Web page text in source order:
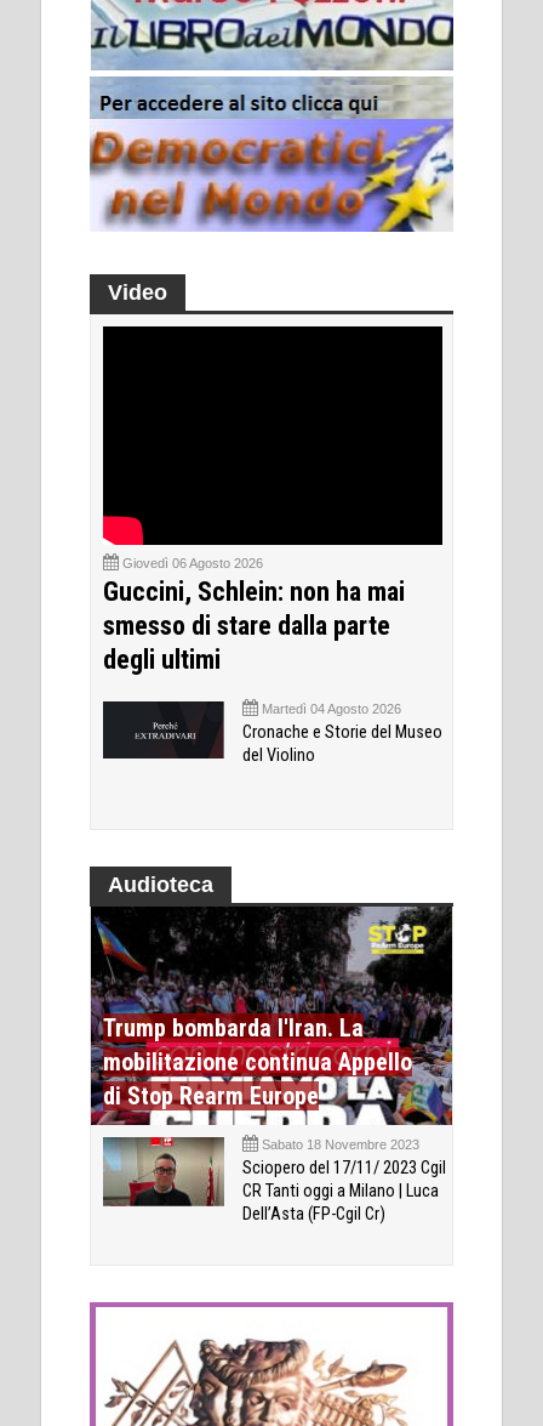
Video
Giovedì 06 Agosto 2026
Guccini, Schlein: non ha mai
smesso di stare dalla parte
degli ultimi
Martedì 04 Agosto 2026
Cronache e Storie del Museo
del Violino
Audioteca
Trump bombarda l'Iran. La
mobilitazione continua Appello
di Stop Rearm Europe
Sabato 18 Novembre 2023
Sciopero del 17/11/ 2023 Cgil
CR Tanti oggi a Milano | Luca
Dell’Asta (FP-Cgil Cr)